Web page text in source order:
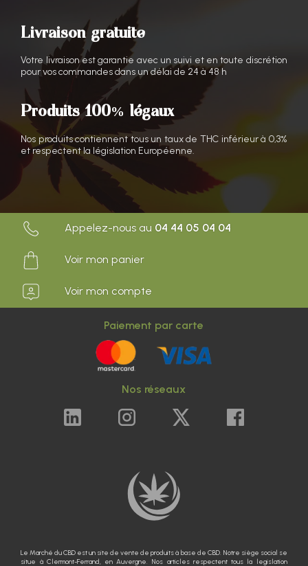
Livraison gratuite
Votre livraison est garantie avec un suivi et en toute discrétion
pour vos commandes dans un délai de 24 à 48 h
Produits 100% légaux
Nos produits contiennent tous un taux de THC inférieur à 0,3%
et respectent la législation Européenne.
Appelez-nous au 04 44 05 04 04
Voir mon panier
Voir mon compte
Paiement par carte
Nos réseaux
Le Marché du CBD est un site de vente de produits à base de CBD. Notre siège social se
situe à Clermont-Ferrand, en Auvergne. Nos articles respectent tous la legislation